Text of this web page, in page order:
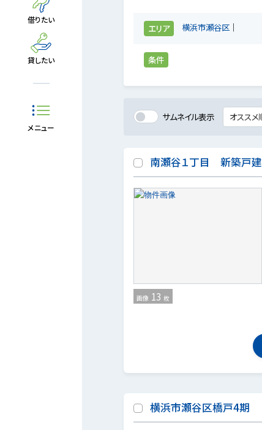
借りたい
貸したい
メニュー
エリア 横浜市瀬谷区
条件
サムネイル表示
南瀬谷１丁目 新築戸建
画像 13 枚
横浜市瀬谷区橋戸4期